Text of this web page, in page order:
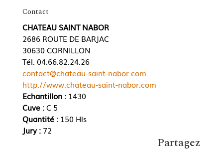
Contact
CHATEAU SAINT NABOR
2686 ROUTE DE BARJAC
30630 CORNILLON
Tél. 04.66.82.24.26
contact@chateau-saint-nabor.com
http://www.chateau-saint-nabor.com
Echantillon :1430
Cuve :C 5
Quantité : 150 Hls
Jury : 72
Partagez